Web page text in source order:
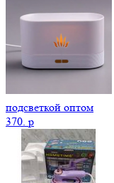
подсветкой оптом
370. p